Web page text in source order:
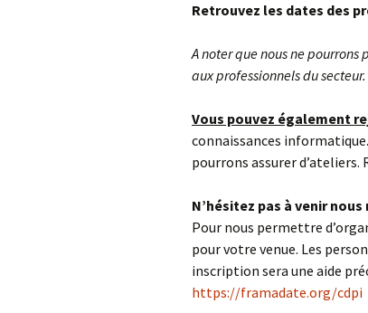
Retrouvez les dates des
A noter que nous ne pourrons
aux professionnels du secteur.
Vous pouvez également
connaissances
pourrons assurer d’ateliers.
N’hésitez pas à venir
Pour nous permettre
pour votre venue. Les
inscription sera une aide
https://framadate.org/cdpi